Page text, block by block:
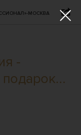
МОСКВА
-